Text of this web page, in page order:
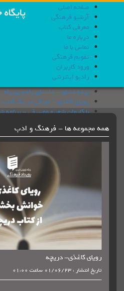
اصلی
فرهنگی
فرهنگی
کاربران
اینترنتی
عشاق - داستان راه و بی راه
کاغذی - تورقی در یک کتاب
شعر و موسیقی - برنامه شماره 498؛ بروید ای حریفان
و زر- شیر و عقاب؛ تاریخ رابطه ایران و آمریکا
- كتاب های روایت ناتمام و کتاب عاشقانه
عشاق - پیر مرد ، حاکم و درخت انجیر
کاروان شعر و موسیقی - افشین یداللهی
- نقد فیلمنامه تومان
ها - فرهنگ و ادب
کاغذی- دریچه